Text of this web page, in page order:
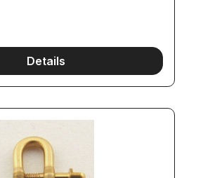
Details